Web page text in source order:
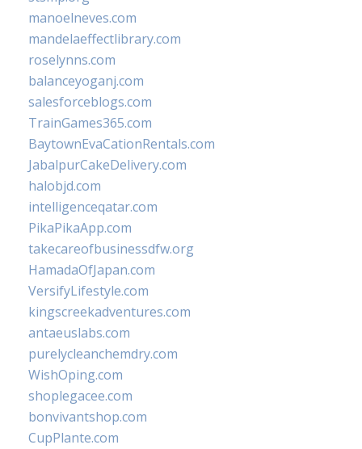
manoelneves.com
mandelaeffectlibrary.com
roselynns.com
balanceyoganj.com
salesforceblogs.com
TrainGames365.com
BaytownEvaCationRentals.com
JabalpurCakeDelivery.com
halobjd.com
intelligenceqatar.com
PikaPikaApp.com
takecareofbusinessdfw.org
HamadaOfJapan.com
VersifyLifestyle.com
kingscreekadventures.com
antaeuslabs.com
purelycleanchemdry.com
WishOping.com
shoplegacee.com
bonvivantshop.com
CupPlante.com